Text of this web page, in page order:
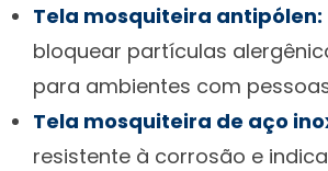
Tela mosquiteira antipólen:
bloquear partículas
para ambientes com
Tela mosquiteira de aço
resistente à corrosão e